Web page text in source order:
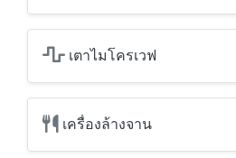
เตาแก๊ส
เตาไฟฟ้า